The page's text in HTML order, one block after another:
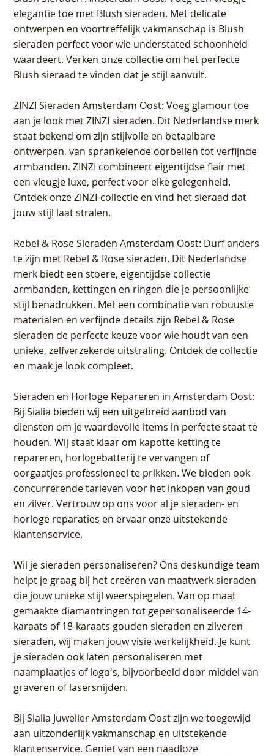
elegantie toe met Blush sieraden. Met delicate
ontwerpen en voortreffelijk vakmanschap is Blush
sieraden perfect voor wie understated schoonheid
waardeert. Verken onze collectie om het perfecte
Blush sieraad te vinden dat je stijl aanvult.
ZINZI Sieraden Amsterdam Oost: Voeg glamour toe
aan je look met ZINZI sieraden. Dit Nederlandse merk
staat bekend om zijn stijlvolle en betaalbare
ontwerpen, van sprankelende oorbellen tot verfijnde
armbanden. ZINZI combineert eigentijdse flair met
een vleugje luxe, perfect voor elke gelegenheid.
Ontdek onze ZINZI-collectie en vind het sieraad dat
jouw stijl laat stralen.
Rebel & Rose Sieraden Amsterdam Oost: Durf anders
te zijn met Rebel & Rose sieraden. Dit Nederlandse
merk biedt een stoere, eigentijdse collectie
armbanden, kettingen en ringen die je persoonlijke
stijl benadrukken. Met een combinatie van robuuste
materialen en verfijnde details zijn Rebel & Rose
sieraden de perfecte keuze voor wie houdt van een
unieke, zelfverzekerde uitstraling. Ontdek de collectie
en maak je look compleet.
Sieraden en Horloge Repareren in Amsterdam Oost:
Bij Sialia bieden wij een uitgebreid aanbod van
diensten om je waardevolle items in perfecte staat te
houden. Wij staat klaar om kapotte ketting te
repareren, horlogebatterij te vervangen of
oorgaatjes professioneel te prikken. We bieden ook
concurrerende tarieven voor het inkopen van goud
en zilver. Vertrouw op ons voor al je sieraden- en
horloge reparaties en ervaar onze uitstekende
klantenservice.
Wil je sieraden personaliseren? Ons deskundige team
helpt je graag bij het creëren van maatwerk sieraden
die jouw unieke stijl weerspiegelen. Van op maat
gemaakte diamantringen tot gepersonaliseerde 14-
karaats of 18-karaats gouden sieraden en zilveren
sieraden, wij maken jouw visie werkelijkheid. Je kunt
je sieraden ook laten personaliseren met
naamplaatjes of logo's, bijvoorbeeld door middel van
graveren of lasersnijden.
BijSialia Juwelier Amsterdam Oostzijn we toegewijd
aan uitzonderlijk vakmanschap en uitstekende
klantenservice. Geniet van een naadloze